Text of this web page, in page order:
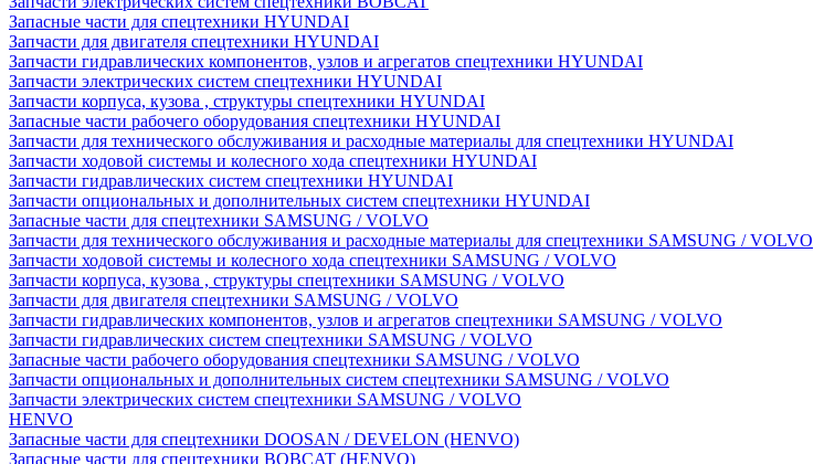
Запасные части для спецтехники HYUNDAI
Запчасти для двигателя спецтехники HYUNDAI
Запчасти гидравлических компонентов, узлов и агрегатов спецтехники HYUNDAI
Запчасти электрических систем спецтехники HYUNDAI
Запчасти корпуса, кузова , структуры спецтехники HYUNDAI
Запасные части рабочего оборудования спецтехники HYUNDAI
Запчасти для технического обслуживания и расходные материалы для спецтехники HYUNDAI
Запчасти ходовой системы и колесного хода спецтехники HYUNDAI
Запчасти гидравлических систем спецтехники HYUNDAI
Запчасти опциональных и дополнительных систем спецтехники HYUNDAI
Запасные части для спецтехники SAMSUNG / VOLVO
Запчасти для технического обслуживания и расходные материалы для спецтехники SAMSUNG / VOLVO
Запчасти ходовой системы и колесного хода спецтехники SAMSUNG / VOLVO
Запчасти корпуса, кузова , структуры спецтехники SAMSUNG / VOLVO
Запчасти для двигателя спецтехники SAMSUNG / VOLVO
Запчасти гидравлических компонентов, узлов и агрегатов спецтехники SAMSUNG / VOLVO
Запчасти гидравлических систем спецтехники SAMSUNG / VOLVO
Запасные части рабочего оборудования спецтехники SAMSUNG / VOLVO
Запчасти опциональных и дополнительных систем спецтехники SAMSUNG / VOLVO
Запчасти электрических систем спецтехники SAMSUNG / VOLVO
HENVO
Запасные части для спецтехники DOOSAN / DEVELON (HENVO)
Запасные части для спецтехники BOBCAT (HENVO)